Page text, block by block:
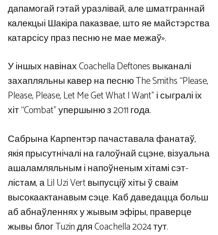
дапамогай гэтай уразлівай, але шматграннай
калекцыі Шакіра паказвае, што яе майстэрства
катарсісу праз песню не мае межаў».
У іншых навінах Coachella Deftones выканалі
захапляльны кавер на песню The Smiths “Please,
Please, Please, Let Me Get What I Want” і сыгралі іх
хіт “Combat” упершыню з 2011 года.
Сабрына Карпентэр пачаставала фанатаў,
якія прысутнічалі на галоўнай сцэне, візуальна
ашаламляльным і напоўненым хітамі сэт-
лістам, а Lil Uzi Vert выпусціў хіты ў сваім
высокаактанавым сэце. Каб даведацца больш
аб абнаўленнях у жывым эфіры, праверце
жывы блог Tuzin для Coachella 2024 тут.